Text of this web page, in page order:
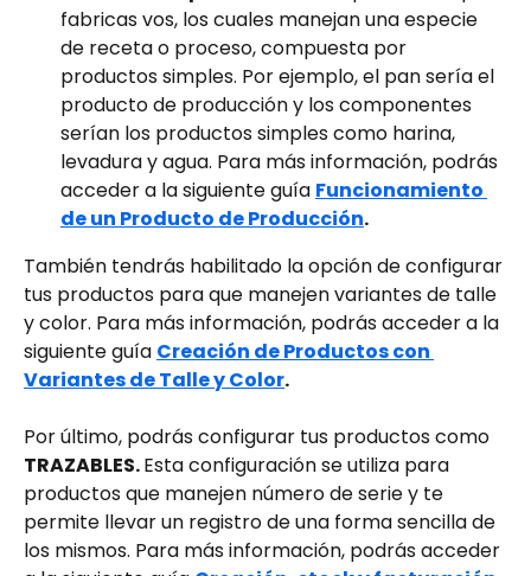
fabricas vos, los cuales manejan una especie
de receta o proceso, compuesta por
productos simples. Por ejemplo, el pan sería el
producto de producción y los componentes
serían los productos simples como harina,
levadura y agua. Para más información, podrás
acceder a la siguiente guía Funcionamiento
de un Producto de Producción.
También tendrás habilitado la opción de configurar
tus productos para que manejen variantes de talle
y color. Para más información, podrás acceder a la
siguiente guía Creación de Productos con
Variantes de Talle y Color.
Por último, podrás configurar tus productos como
TRAZABLES. Esta configuración se utiliza para
productos que manejen número de serie y te
permite llevar un registro de una forma sencilla de
los mismos. Para más información, podrás acceder